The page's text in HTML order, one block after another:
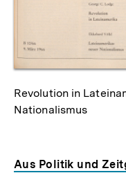
Revolution in
Nationalismus
Aus Politik und